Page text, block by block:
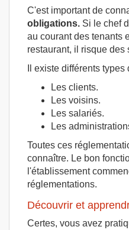
C'est important de
obligations. Si le chef
au courant des tenants
restaurant, il risque des
Il existe différents
Les clients.
Les voisins.
Les salariés.
Les
Toutes ces
connaître. Le bon
l'établissement
réglementations.
Découvrir et
Certes, vous avez